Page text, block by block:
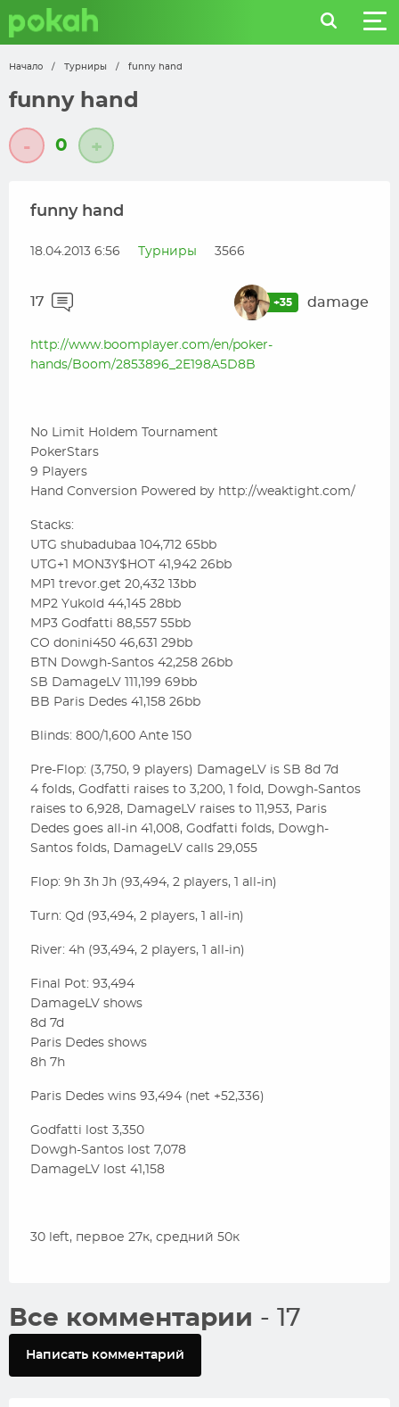
Начало / Турниры / funny hand
funny hand
- 0 +
funny hand
18.04.2013 6:56 Турниры 3566
17 +35 damage
http://www.boomplayer.com/en/poker-
hands/Boom/2853896_2E198A5D8B
No Limit Holdem Tournament
PokerStars
9 Players
Hand Conversion Powered by http://weaktight.com/
Stacks:
UTG shubadubaa 104,712 65bb
UTG+1 MON3Y$HOT 41,942 26bb
MP1 trevor.get 20,432 13bb
MP2 Yukold 44,145 28bb
MP3 Godfatti 88,557 55bb
CO donini450 46,631 29bb
BTN Dowgh-Santos 42,258 26bb
SB DamageLV 111,199 69bb
BB Paris Dedes 41,158 26bb
Blinds: 800/1,600 Ante 150
Pre-Flop: (3,750, 9 players) DamageLV is SB 8d 7d
4 folds, Godfatti raises to 3,200, 1 fold, Dowgh-Santos
raises to 6,928, DamageLV raises to 11,953, Paris
Dedes goes all-in 41,008, Godfatti folds, Dowgh-
Santos folds, DamageLV calls 29,055
Flop: 9h 3h Jh (93,494, 2 players, 1 all-in)
Turn: Qd (93,494, 2 players, 1 all-in)
River: 4h (93,494, 2 players, 1 all-in)
Final Pot: 93,494
DamageLV shows
8d 7d
Paris Dedes shows
8h 7h
Paris Dedes wins 93,494 (net +52,336)
Godfatti lost 3,350
Dowgh-Santos lost 7,078
DamageLV lost 41,158
30 left, первое 27к, средний 50к
Все комментарии - 17
Написать комментарий